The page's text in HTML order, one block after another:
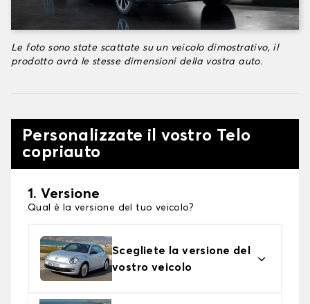
Le foto sono state scattate su un veicolo dimostrativo, il
prodotto avrà le stesse dimensioni della vostra auto.
Personalizzate il vostro Telo
copriauto
1. Versione
Qual è la versione del tuo veicolo?
Scegliete la versione del
vostro veicolo